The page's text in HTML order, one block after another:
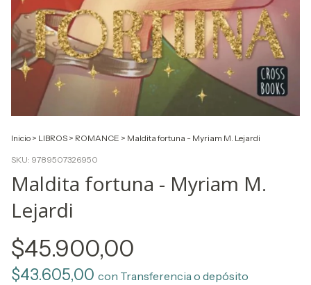
Inicio > LIBROS > ROMANCE > Maldita fortuna - Myriam M. Lejardi
SKU: 9789507326950
Maldita fortuna - Myriam M.
Lejardi
$45.900,00
$43.605,00 con Transferencia o depósito